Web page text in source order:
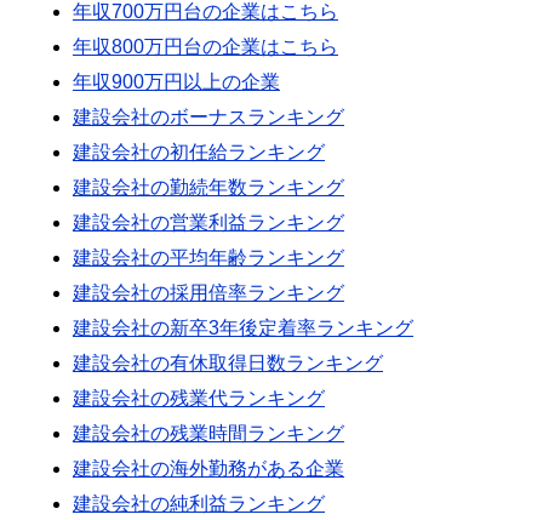
年収700万円台の企業はこちら
年収800万円台の企業はこちら
年収900万円以上の企業
建設会社のボーナスランキング
建設会社の初任給ランキング
建設会社の勤続年数ランキング
建設会社の営業利益ランキング
建設会社の平均年齢ランキング
建設会社の採用倍率ランキング
建設会社の新卒3年後定着率ランキング
建設会社の有休取得日数ランキング
建設会社の残業代ランキング
建設会社の残業時間ランキング
建設会社の海外勤務がある企業
建設会社の純利益ランキング